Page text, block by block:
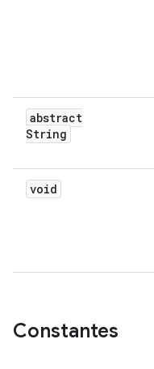
abstract
String
void
Constantes